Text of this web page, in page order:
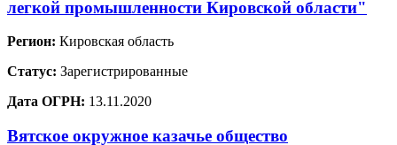
легкой промышленности Кировской области"
Регион: Кировская область
Статус: Зарегистрированные
Дата ОГРН: 13.11.2020
Вятское окружное казачье общество